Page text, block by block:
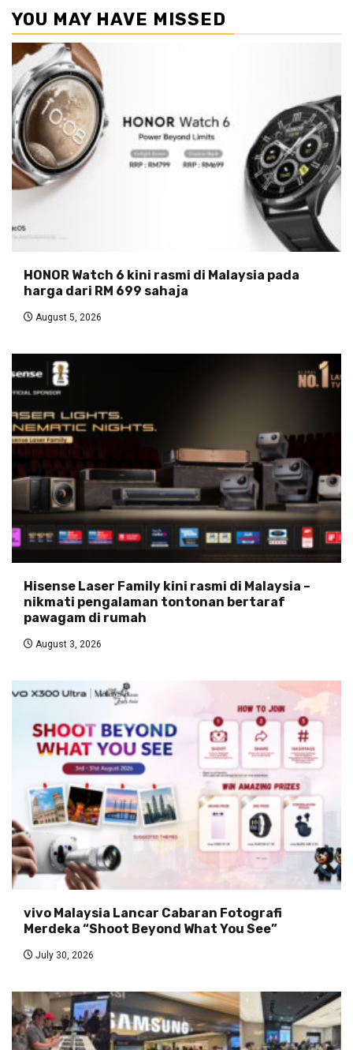
YOU MAY HAVE MISSED
HONOR Watch 6 kini rasmi di Malaysia pada
harga dari RM 699 sahaja
August 5, 2026
Hisense Laser Family kini rasmi di Malaysia –
nikmati pengalaman tontonan bertaraf
pawagam di rumah
August 3, 2026
vivo Malaysia Lancar Cabaran Fotografi
Merdeka “Shoot Beyond What You See”
July 30, 2026